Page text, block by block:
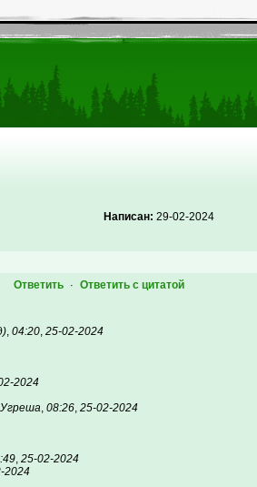
Написан: 29-02-2024
Ответить
·
Ответить с цитатой
, 04:20, 25-02-2024
2024
Угреша, 08:26, 25-02-2024
, 25-02-2024
2024